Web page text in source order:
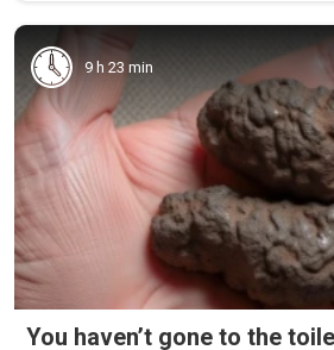
9 h 23 min
You haven’t gone to the